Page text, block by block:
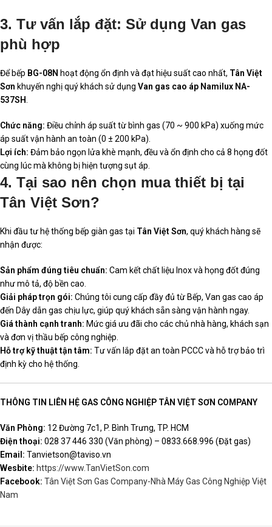
3. Tư vấn lắp đặt: Sử dụng Van gas
phù hợp
Để bếp BG-08N hoạt động ổn định và đạt hiệu suất cao nhất, Tân Việt
Sơn khuyến nghị quý khách sử dụng Van gas cao áp Namilux NA-
537SH
Chức năng: Điều chỉnh áp suất từ bình gas (70 ~ 900 kPa) xuống mức
áp suất vận hành an toàn (0 ± 200 kPa).
Lợi ích: Đảm bảo ngọn lửa khè mạnh, đều và ổn định cho cả 8 họng đốt
cùng lúc mà không bị hiện tượng sụt áp.
4. Tại sao nên chọn mua thiết bị tại
Tân Việt Sơn?
Khi đầu tư hệ thống bếp giàn gas tại Tân Việt Sơn, quý khách hàng sẽ
nhận được:
Sản phẩm đúng tiêu chuẩn: Cam kết chất liệu Inox và họng đốt đúng
như mô tả, độ bền cao.
Giải pháp trọn gói: Chúng tôi cung cấp đầy đủ từ Bếp, Van gas cao áp
đến Dây dẫn gas chịu lực, giúp quý khách sẵn sàng vận hành ngay.
Giá thành cạnh tranh: Mức giá ưu đãi cho các chủ nhà hàng, khách sạn
và đơn vị thầu bếp công nghiệp.
Hỗ trợ kỹ thuật tận tâm: Tư vấn lắp đặt an toàn PCCC và hỗ trợ bảo trì
định kỳ cho hệ thống.
THÔNG TIN LIÊN HỆ GAS CÔNG NGHIỆP TÂN VIỆT SƠN COMPANY
Văn Phòng: 12 Đường 7c1, P. Bình Trưng, TP. HCM
Điện thoại: 028 37 446 330 (Văn phòng) – 0833.668.996 (Đặt gas)
Email: Tanvietson@taviso.vn
Wesbite: https://www.TanVietSon.com
Facebook: Tân Việt Sơn Gas Company-Nhà Máy Gas Công Nghiệp Việt
Nam